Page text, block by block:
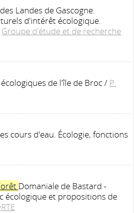
Landes de Gascogne.
d'intérêt écologique.
Groupe d'étude et de recherche
de l'île de Broc/ P.
cours d'eau. Écologie, fonctions
Domaniale de Bastard -
écologique et propositions de